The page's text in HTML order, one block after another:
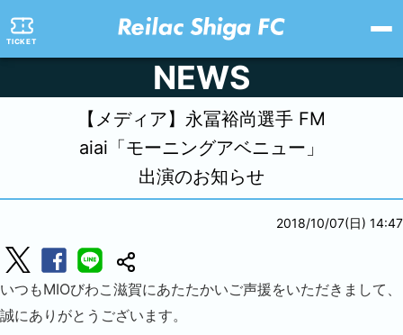
TICKET
NEWS
【メディア】永冨裕尚選手 FM
aiai「モーニングアベニュー」
出演のお知らせ
2018/10/07(日) 14:47
いつもMIOびわこ滋賀にあたたかいご声援をいただきまして、
誠にありがとうございます。